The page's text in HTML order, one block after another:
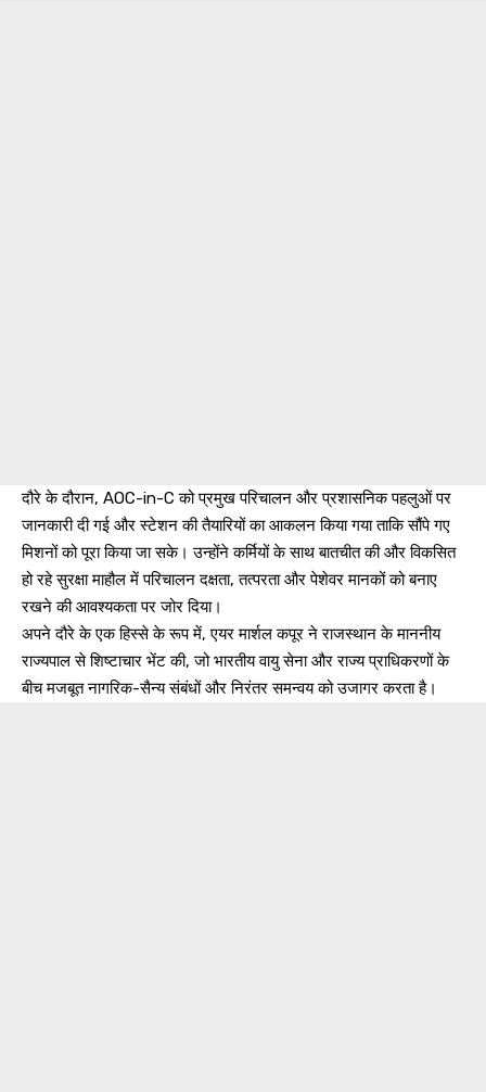
दौरे के दौरान, AOC-in-C को प्रमुख परिचालन और प्रशासनिक पहलुओं पर
जानकारी दी गई और स्टेशन की तैयारियों का आकलन किया गया ताकि सौंपे गए
मिशनों को पूरा किया जा सके। उन्होंने कर्मियों के साथ बातचीत की और विकसित
हो रहे सुरक्षा माहौल में परिचालन दक्षता, तत्परता और पेशेवर मानकों को बनाए
रखने की आवश्यकता पर जोर दिया।
अपने दौरे के एक हिस्से के रूप में, एयर मार्शल कपूर ने राजस्थान के माननीय
राज्यपाल से शिष्टाचार भेंट की, जो भारतीय वायु सेना और राज्य प्राधिकरणों के
बीच मजबूत नागरिक-सैन्य संबंधों और निरंतर समन्वय को उजागर करता है।